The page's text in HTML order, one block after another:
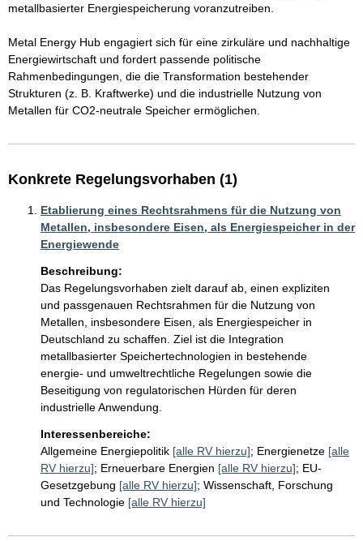
metallbasierter Energiespeicherung voranzutreiben.
Metal Energy Hub engagiert sich für eine zirkuläre und nachhaltige
Energiewirtschaft und fordert passende politische
Rahmenbedingungen, die die Transformation bestehender
Strukturen (z. B. Kraftwerke) und die industrielle Nutzung von
Metallen für CO2-neutrale Speicher ermöglichen.
Konkrete Regelungsvorhaben (1)
Etablierung eines Rechtsrahmens für die Nutzung von
Metallen, insbesondere Eisen, als Energiespeicher in der
Energiewende
Beschreibung:
Das Regelungsvorhaben zielt darauf ab, einen expliziten
und passgenauen Rechtsrahmen für die Nutzung von
Metallen, insbesondere Eisen, als Energiespeicher in
Deutschland zu schaffen. Ziel ist die Integration
metallbasierter Speichertechnologien in bestehende
energie- und umweltrechtliche Regelungen sowie die
Beseitigung von regulatorischen Hürden für deren
industrielle Anwendung.
Interessenbereiche:
Allgemeine Energiepolitik [alle RV hierzu]; Energienetze [alle
RV hierzu]; Erneuerbare Energien [alle RV hierzu]; EU-
Gesetzgebung [alle RV hierzu]; Wissenschaft, Forschung
und Technologie [alle RV hierzu]